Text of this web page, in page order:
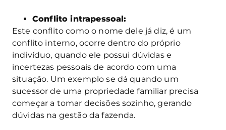
Conflito intrapessoal:
Este conflito como o nome dele já diz, é um
conflito interno, ocorre dentro do próprio
indivíduo, quando ele possui dúvidas e
incertezas pessoais de acordo com uma
situação. Um exemplo se dá quando um
sucessor de uma propriedade familiar precisa
começar a tomar decisões sozinho, gerando
dúvidas na gestão da fazenda.